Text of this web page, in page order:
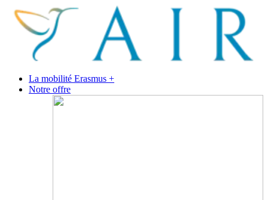
La mobilité Erasmus +
Notre offre